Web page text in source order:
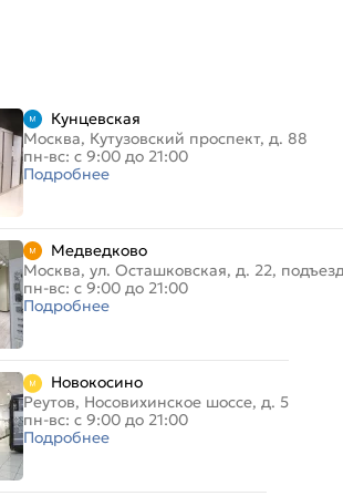
Кунцевская
Москва, Кутузовский проспект, д. 88
пн-вс: с 9:00 до 21:00
Подробнее
Медведково
Москва, ул. Осташковская, д. 22,
пн-вс: с 9:00 до 21:00
Подробнее
Новокосино
Реутов, Носовихинское шоссе, д. 5
пн-вс: с 9:00 до 21:00
Подробнее